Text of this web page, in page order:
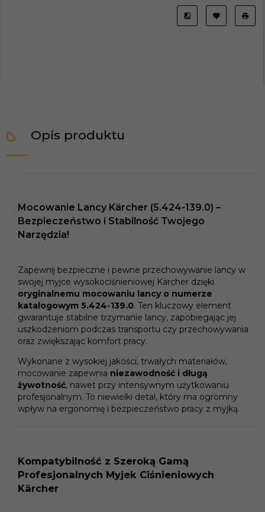
Opis produktu
Mocowanie Lancy Kärcher (5.424-139.0) –
Bezpieczeństwo i Stabilność Twojego
Narzędzia!
Zapewnij bezpieczne i pewne przechowywanie lancy w
swojej myjce wysokociśnieniowej Kärcher dzięki
oryginalnemu mocowaniu lancy o numerze
katalogowym 5.424-139.0. Ten kluczowy element
gwarantuje stabilne trzymanie lancy, zapobiegając jej
uszkodzeniom podczas transportu czy przechowywania
oraz zwiększając komfort pracy.
Wykonane z wysokiej jakości, trwałych materiałów,
mocowanie zapewnia niezawodność i długą
żywotność, nawet przy intensywnym użytkowaniu
profesjonalnym. To niewielki detal, który ma ogromny
wpływ na ergonomię i bezpieczeństwo pracy z myjką.
Kompatybilność z Szeroką Gamą
Profesjonalnych Myjek Ciśnieniowych
Kärcher